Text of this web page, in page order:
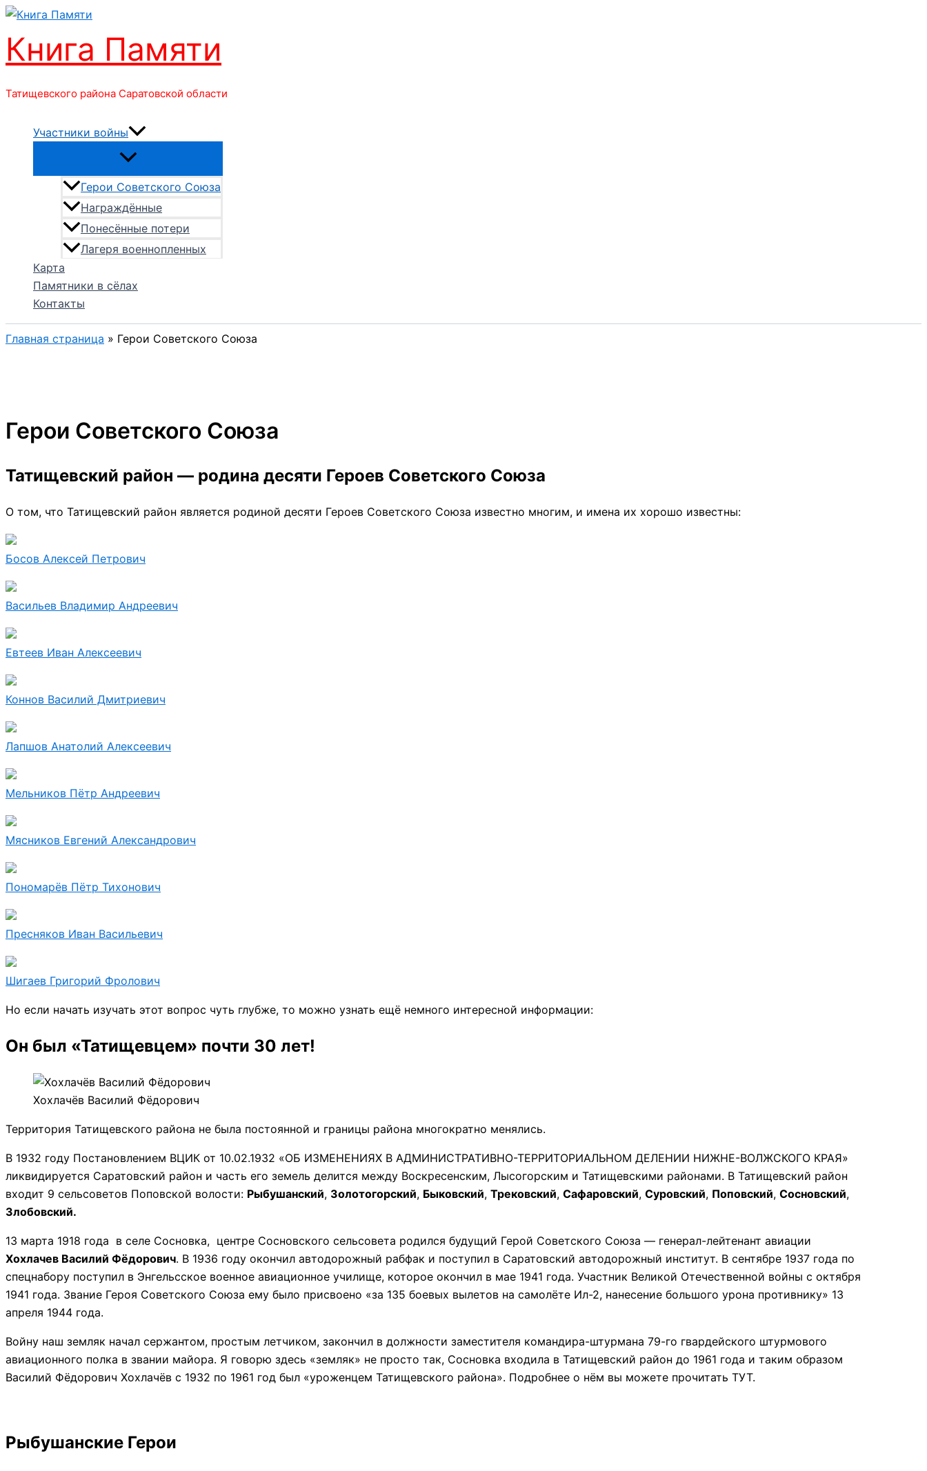
Перейти
содержимому
Книга Памяти
Татищевского района Саратовской области
Участники войны
Герои Советского Союза
Награждённые
Понесённые потери
Лагеря военнопленных
Карта
Памятники в сёлах
Контакты
Главная страница » Герои Советского Союза
Герои Советского Союза
Татищевский район — родина десяти Героев Советского Союза
О том, что Татищевский район является родиной десяти Героев Советского Союза известно многим, и имена их хорошо известны:
Босов Алексей Петрович
Васильев Владимир Андреевич
Евтеев Иван Алексеевич
Коннов Василий Дмитриевич
Лапшов Анатолий Алексеевич
Мельников Пётр Андреевич
Мясников Евгений Александрович
Пономарёв Пётр Тихонович
Пресняков Иван Васильевич
Шигаев Григорий Фролович
Но если начать изучать этот вопрос чуть глубже, то можно узнать ещё немного интересной информации:
Он был «Татищевцем» почти 30 лет!
Хохлачёв Василий Фёдорович
Территория Татищевского района не была постоянной и границы района многократно менялись.
В 1932 году Постановлением ВЦИК от 10.02.1932 «ОБ ИЗМЕНЕНИЯХ В АДМИНИСТРАТИВНО-ТЕРРИТОРИАЛЬНОМ ДЕЛЕНИИ НИЖНЕ-ВОЛЖСКОГО КРАЯ»
ликвидируется Саратовский район и часть его земель делится между Воскресенским, Лысогорским и Татищевскими районами. В Татищевский район
входит 9 сельсоветов Поповской волости: Рыбушанский, Золотогорский, Быковский, Трековский, Сафаровский, Суровский, Поповский, Сосновский,
Злобовский.
13 марта 1918 года в селе Сосновка, центре Сосновского сельсовета родился будущий Герой Советского Союза — генерал-лейтенант авиации
Хохлачев Василий Фёдорович. В 1936 году окончил автодорожный рабфак и поступил в Саратовский автодорожный институт. В сентябре 1937 года по
спецнабору поступил в Энгельсское военное авиационное училище, которое окончил в мае 1941 года. Участник Великой Отечественной войны с октября
1941 года. Звание Героя Советского Союза ему было присвоено «за 135 боевых вылетов на самолёте Ил-2, нанесение большого урона противнику» 13
апреля 1944 года.
Войну наш земляк начал сержантом, простым летчиком, закончил в должности заместителя командира-штурмана 79-го гвардейского штурмового
авиационного полка в звании майора. Я говорю здесь «земляк» не просто так, Сосновка входила в Татищевский район до 1961 года и таким образом
Василий Фёдорович Хохлачёв с 1932 по 1961 год был «уроженцем Татищевского района». Подробнее о нём вы можете прочитать ТУТ.
Рыбушанские Герои